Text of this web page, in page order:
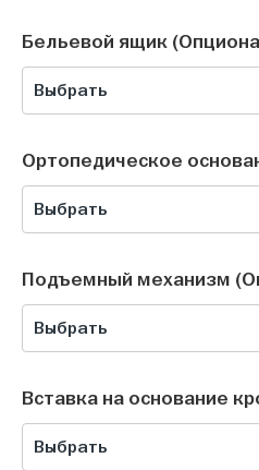
Бельевой ящик
Выбрать
Ортопедическое
Выбрать
Подъемный механизм
Выбрать
Вставка на основание
Выбрать